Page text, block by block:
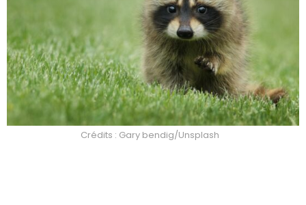
Crédits : Gary bendig/Unsplash